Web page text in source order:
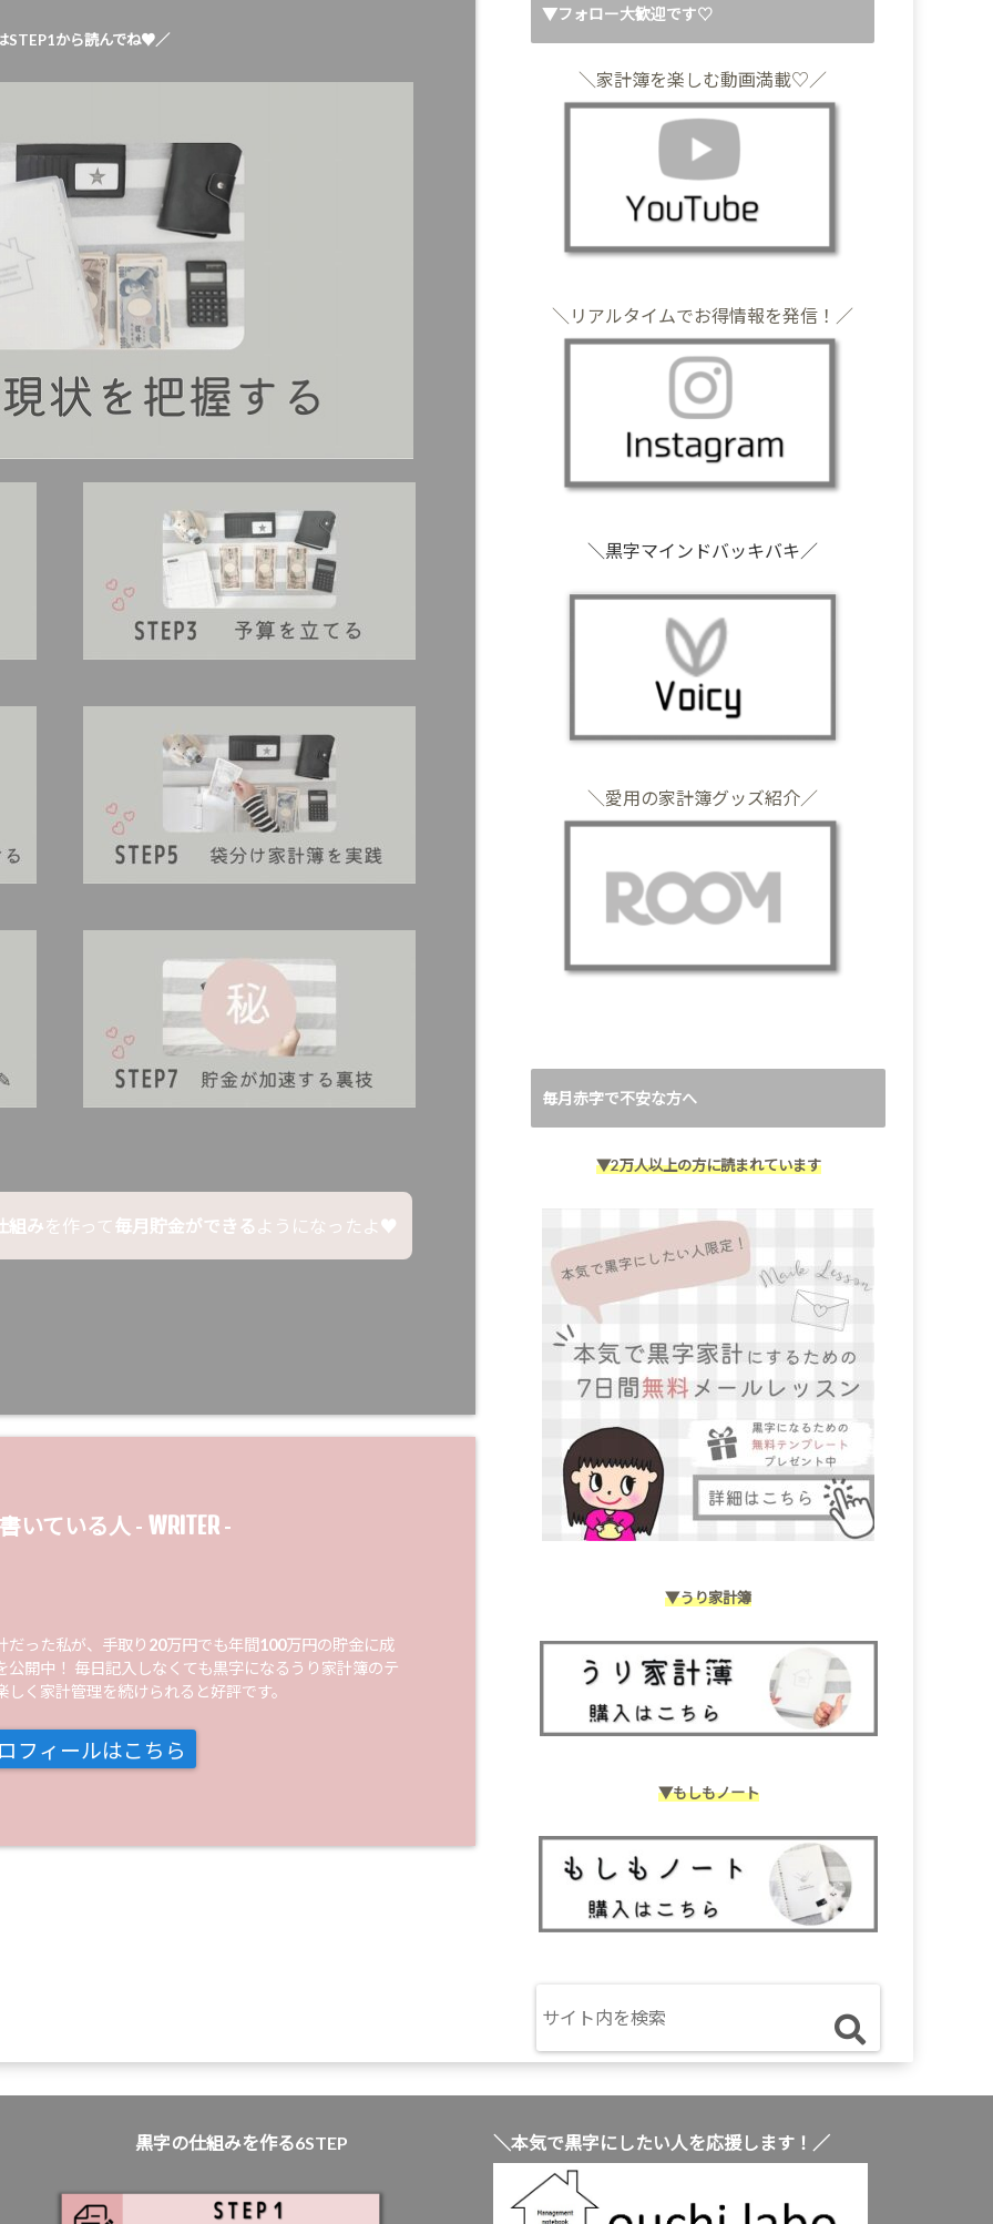
STEP1から読んでね♥／
組みを作って毎月貯金ができる ようになったよ♥
いている人 - WRITER -
だった私が、手取り20万円でも年間100万円の貯金に成
公開中！ 毎日記入しなくても黒字になるうり家計簿のテ
しく家計管理を続けられると好評です。
フィールはこちら
▼フォロー大歓迎です♡
＼家計簿を楽しむ動画満載♡／
＼リアルタイムでお得情報を発信！／
＼黒字マインドバッキバキ／
＼愛用の家計簿グッズ紹介／
毎月赤字で不安な方へ
▼2万人以上の方に読まれています
▼うり家計簿
▼もしもノート
黒字の仕組みを作る6STEP ＼本気で黒字にしたい人を応援します！／